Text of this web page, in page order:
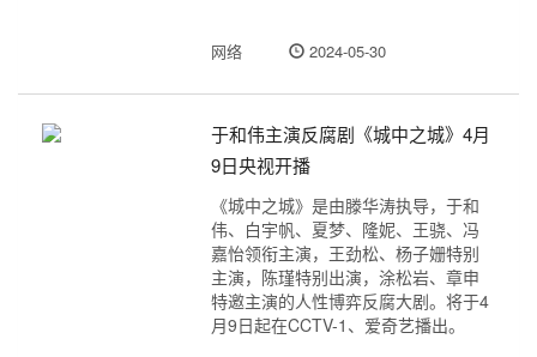
网络 2024-05-30
于和伟主演反腐剧《城中之城》4月
9日央视开播
《城中之城》是由滕华涛执导，于和
伟、白宇帆、夏梦、隆妮、王骁、冯
嘉怡领衔主演，王劲松、杨子姗特别
主演，陈瑾特别出演，涂松岩、章申
特邀主演的人性博弈反腐大剧。将于4
月9日起在CCTV-1、爱奇艺播出。